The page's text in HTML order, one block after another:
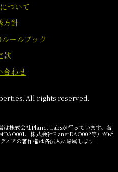
ついて
方針
ールブック
款
合わせ
All rights reserved.
は株式会社Planet Labsが行っています。各
、株式会社PlanetDAO002等）が所
ィアの著作権は各法人に帰属します